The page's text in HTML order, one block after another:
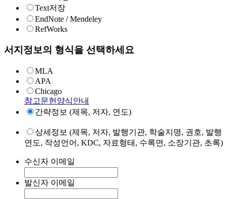
Text저장
EndNote / Mendeley
RefWorks
서지정보의 형식을 선택하세요
MLA
APA
Chicago
참고문헌양식안내
간략정보 (제목, 저자, 연도)
상세정보 (제목, 저자, 발행기관, 학술지명, 권호, 발행
연도, 작성언어, KDC, 자료형태, 수록면, 소장기관, 초록)
수신자 이메일
발신자 이메일